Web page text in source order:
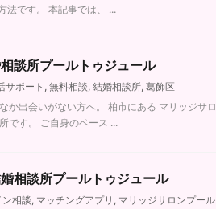
法です。 本記事では、 ...
談所プールトゥジュール
サポート , 無料相談, 結婚相談所, 葛飾区
か出会いがない方へ。 柏市にある マリッジサロ
です。 ご自身のペース ...
相談所プールトゥジュール
相談, マッチングアプリ , マリッジサロンプール